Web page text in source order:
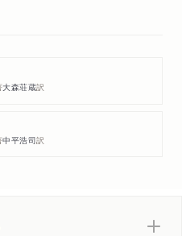
大森荘蔵訳
中平浩司訳